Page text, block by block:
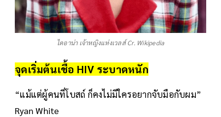
ไดอาน่า เจ้าหญิงแห่งเวลส์ Cr. Wikipedia
จุดเริ่มต้นเชื้อ HIV ระบาดหนัก
“แม้แต่ผู้คนที่โบสถ์ ก็คงไม่มีใครอยากจับมือกับผม”
Ryan White